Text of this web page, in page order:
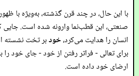
با این حال، در چند قرن گذشته، به‌ویژه با
صنعتی، این قطب‌نما وارونه شده است.
انسان را هدایت می‌کرد،خودبر تخت
برای تعالی - فراتر رفتن از خود - جای خود را
ارضای خود داده است.